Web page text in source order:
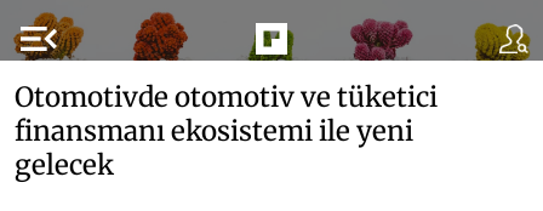
menu_open
Otomotivde otomotiv ve tüketici
finansmanı ekosistemi ile yeni
gelecek